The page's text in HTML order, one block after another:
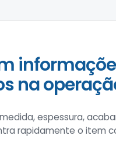
na
espessura,
rapidamente o item